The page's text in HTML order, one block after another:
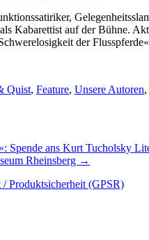
Kabarettist auf der Bühne.
der
Quist, Feature, Unsere Autoren,
Spende ans Kurt Tucholsky
Rheinsberg →
Produktsicherheit (GPSR)